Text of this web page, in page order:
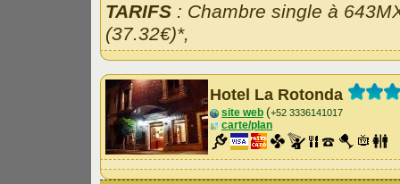
TARIFS : Chambre single à
(37.32€)*,
Hotel La Rotonda
site web (+52 3336141017
carte/plan